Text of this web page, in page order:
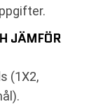
JÄMFÖR
(1X2,